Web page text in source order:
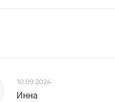
10.09.2024
Инна